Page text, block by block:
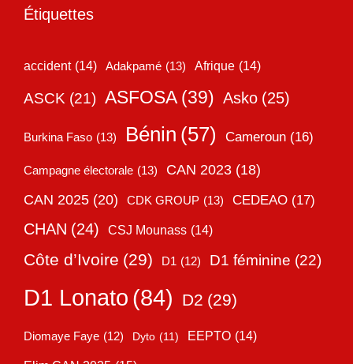
Étiquettes
accident (14) Adakpamé (13) Afrique (14)
ASCK (21) ASFOSA (39) Asko (25)
Burkina Faso (13) Bénin (57) Cameroun (16)
Campagne électorale (13) CAN 2023 (18)
CAN 2025 (20) CDK GROUP (13) CEDEAO (17)
CHAN (24) CSJ Mounass (14)
Côte d’Ivoire (29) D1 (12) D1 féminine (22)
D1 Lonato (84) D2 (29)
Diomaye Faye (12) Dyto (11) EEPTO (14)